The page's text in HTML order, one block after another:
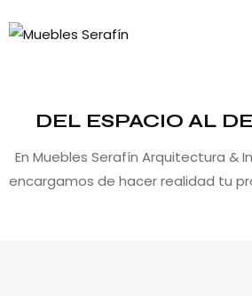
DEL ESPACIO AL
En Muebles Serafín Arquitectura &
encargamos de hacer realidad tu